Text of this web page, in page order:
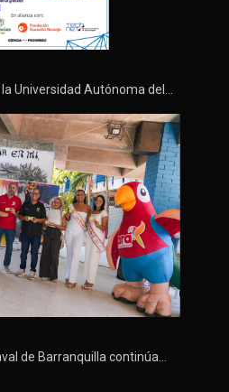
Universidad Autónoma del…
de Barranquilla continúa…